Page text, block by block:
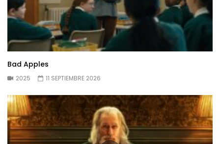
Bad Apples
2025 11 SEPTIEMBRE 2026